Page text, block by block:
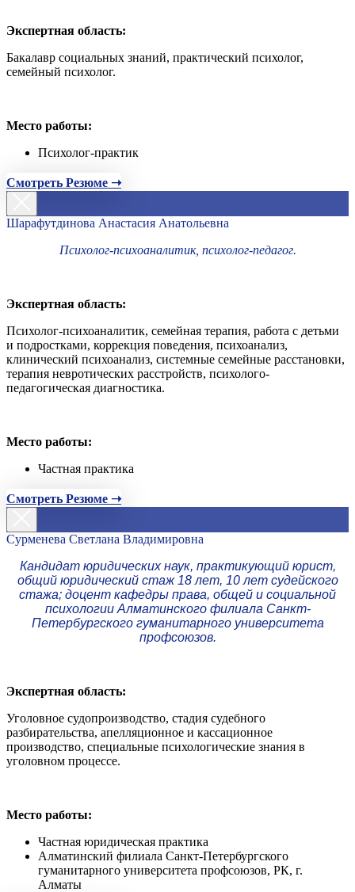
Экспертная область:
Бакалавр социальных знаний, практический психолог,
семейный психолог.
Место работы:
Психолог-практик
Смотреть Резюме ➝
Шарафутдинова Анастасия Анатольевна
Психолог-психоаналитик, психолог-педагог.
Экспертная область:
Психолог-психоаналитик, семейная терапия, работа с детьми
и подростками, коррекция поведения, психоанализ,
клинический психоанализ, системные семейные расстановки,
терапия невротических расстройств, психолого-
педагогическая диагностика.
Место работы:
Частная практика
Смотреть Резюме ➝
Сурменева Светлана Владимировна
Кандидат юридических наук, практикующий юрист,
общий юридический стаж 18 лет, 10 лет судейского
стажа; доцент кафедры права, общей и социальной
психологии Алматинского филиала Санкт-
Петербургского гуманитарного университета
профсоюзов.
Экспертная область:
Уголовное судопроизводство, стадия судебного
разбирательства, апелляционное и кассационное
производство, специальные психологические знания в
уголовном процессе.
Место работы:
Частная юридическая практика
Алматинский филиала Санкт-Петербургского
гуманитарного университета профсоюзов, РК, г.
Алматы